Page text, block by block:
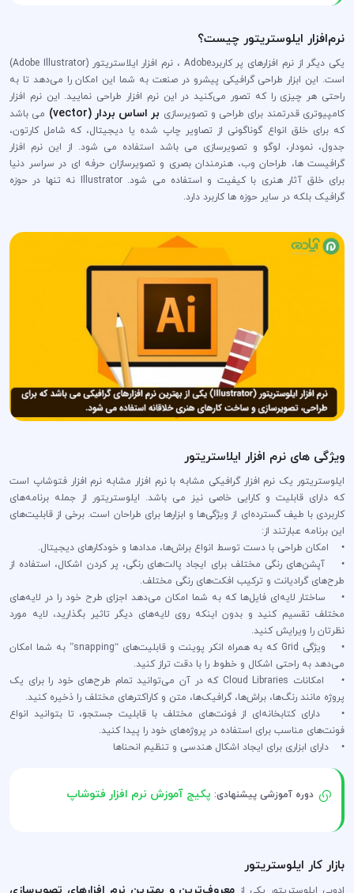
نرم‌افزار ایلوستریتور چیست؟
یکی دیگر از نرم افزارهای پر کاربردAdobe ، نرم افزار ایلاستریتور (Adobe Illustrator)
است. این ابزار طراحی گرافیکی پیشرو در صنعت به شما این امکان را می‌دهد تا به
راحتی هر چیزی را که تصور می‌کنید در این نرم افزار طراحی نمایید. این نرم افزار
کامپیوتری قدرتمند برای طراحی و تصویر‌سازی بر اساس بردار (vector)
می باشد
که برای خلق انواع گوناگونی از تصاویر چاپ شده یا دیجیتال، که شامل کارتون،
جدول، نمودار، لوگو و تصویرسازی می باشد استفاده می شود. از این نرم افزار
گرافیست ها، طراحان وب، هنرمندان بصری و تصویرسازان حرفه ای در سراسر دنیا
برای خلق آثار هنری با کیفیت و استفاده می شود. Illustrator نه تنها در حوزه
گرافیک بلکه در سایر حوزه ها کاربرد دارد.
ویژگی های نرم افزار ایلاستریتور
ایلوستریتور یک نرم افزار گرافیکی مشابه با نرم افزار مشابه نرم افزار فتوشاپ است
که دارای قابلیت و کارایی خاصی نیز می باشد. ایلوستریتور از جمله برنامه‌های
کاربردی با طیف گسترده‌ای از ویژگی‌ها و ابزارها برای طراحان است. برخی از قابلیت‌های
این برنامه عبارتند از:
• امکان طراحی با دست توسط انواع براش‌ها، مدادها و خودکارهای دیجیتال.
• آپشن‌های رنگی مختلف برای ایجاد پالت‌های رنگی، پر کردن اشکال، استفاده از
طرح‌های گرادیانت و ترکیب افکت‌های رنگی مختلف.
• ساختار لایه‌ای فایل‌ها که به شما امکان می‌دهد اجزای طرح خود را در لایه‌های
مختلف تقسیم کنید و بدون اینکه روی لایه‌های دیگر تاثیر بگذارید، لایه مورد
نظرتان را ویرایش کنید.
• ویژگی Grid که به همراه انکر پوینت و قابلیت‌های “snapping” به شما امکان
می‌دهد به راحتی اشکال و خطوط را با دقت تراز کنید.
• امکانات Cloud Libraries که در آن می‌توانید تمام طرح‌های خود را برای یک
پروژه مانند رنگ‌ها، براش‌ها، گرافیک‌ها، متن و کاراکترهای مختلف را ذخیره کنید.
• دارای کتابخانه‌ای از فونت‌های مختلف با قابلیت جستجو، تا بتوانید انواع
فونت‌های مناسب برای استفاده در پروژه‌های خود را پیدا کنید.
• دارای ابزاری برای ایجاد اشکال هندسی و تنظیم انحناها
دوره آموزشی پیشنهادی: پکیج آموزش نرم افزار فتوشاپ
بازار کار ایلوستریتور